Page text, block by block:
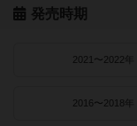
発売時期
2021〜2022年
2016〜2018年